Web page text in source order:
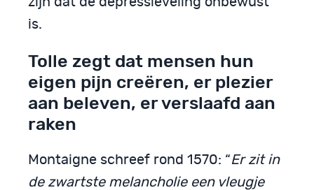
is.
Tolle zegt dat mensen hun
eigen pijn creëren, er plezier
aan beleven, er verslaafd aan
raken
Montaigne schreef rond 1570: “Er zit in
de zwartste melancholie een vleugje